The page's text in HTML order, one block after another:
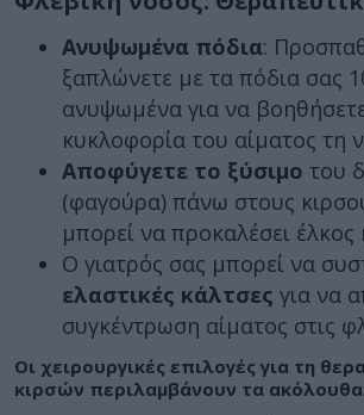
Ανυψωμένα πόδια:
ξαπλώνετε με τα πόδια σας
ανυψωμένα για να
κυκλοφορία του αίματος τη
Αποφύγετε το ξύσιμο του
(φαγούρα) πάνω στους
μπορεί να προκαλέσει έλκος
Ο γιατρός σας μπορεί να
ελαστικές κάλτσες για να
συγκέντρωση αίματος στις
Οι χειρουργικές επιλογές για τη
κιρσών περιλαμβάνουν τα